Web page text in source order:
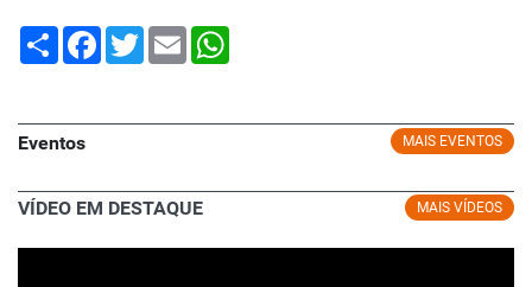
Share Facebook
TwitterEmail
MAIS EVENTOS
Eventos
MAIS VÍDEOS
VÍDEO EM DESTAQUE